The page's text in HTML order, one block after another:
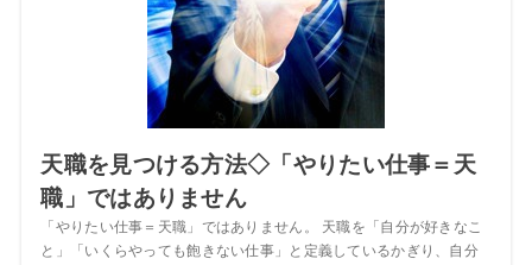
天職を見つける方法◇「やりたい仕事＝天
職」ではありません
「やりたい仕事＝天職」ではありません。 天職を「自分が好きなこ
と」「いくらやっても飽きない仕事」と定義しているかぎり、自分